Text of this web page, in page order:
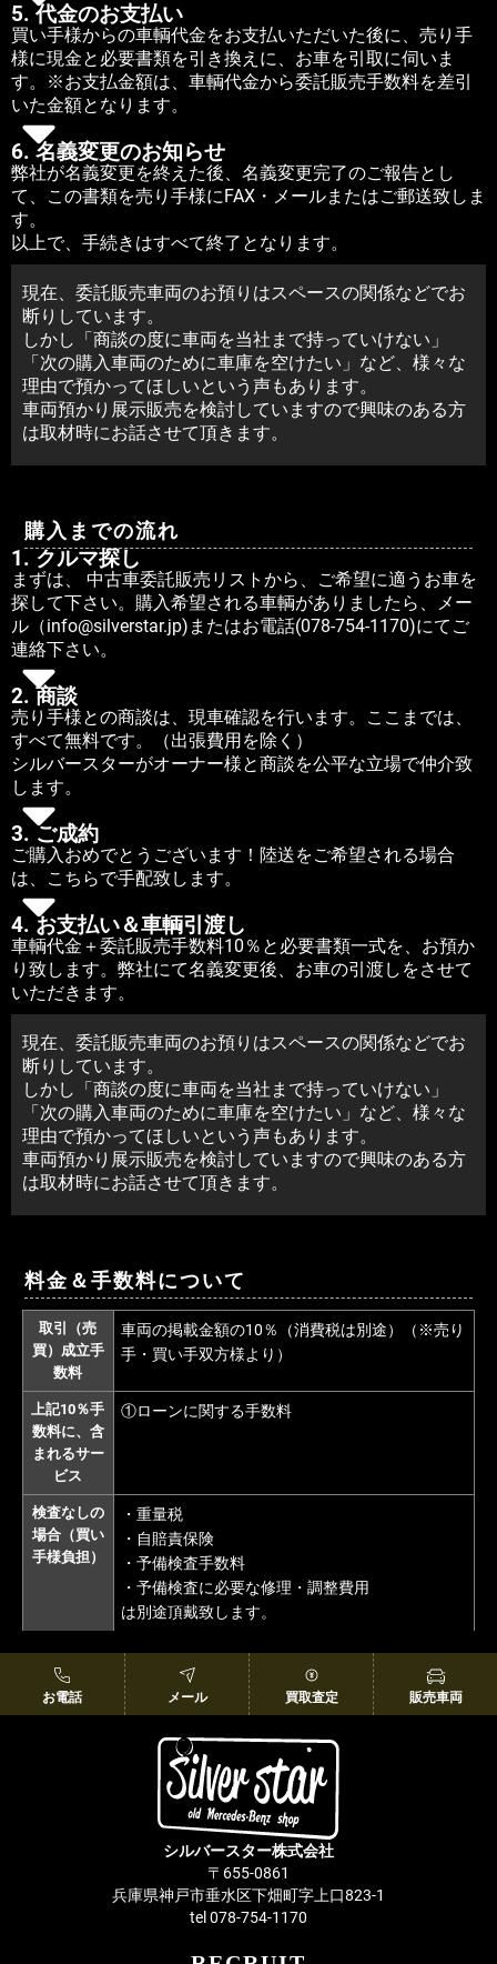
5. 代金のお支払い
買い手様からの車輌代金をお支払いただいた後に、売り手
様に現金と必要書類を引き換えに、お車を引取に伺いま
す。※お支払金額は、車輌代金から委託販売手数料を差引
いた金額となります。
6. 名義変更のお知らせ
弊社が名義変更を終えた後、名義変更完了のご報告とし
て、この書類を売り手様にFAX・メールまたはご郵送致しま
す。
以上で、手続きはすべて終了となります。
現在、委託販売車両のお預りはスペースの関係などでお
断りしています。
しかし「商談の度に車両を当社まで持っていけない」
「次の購入車両のために車庫を空けたい」など、様々な
理由で預かってほしいという声もあります。
車両預かり展示販売を検討していますので興味のある方
は取材時にお話させて頂きます。
購入までの流れ
1. クルマ探し
まずは、 中古車委託販売リストから、ご希望に適うお車を
探して下さい。購入希望される車輌がありましたら、メー
ル（info@silverstar.jp)またはお電話(078-754-1170)にてご
連絡下さい。
2. 商談
売り手様との商談は、現車確認を行います。ここまでは、
すべて無料です。（出張費用を除く）
シルバースターがオーナー様と商談を公平な立場で仲介致
します。
3. ご成約
ご購入おめでとうございます！陸送をご希望される場合
は、こちらで手配致します。
4. お支払い＆車輌引渡し
車輌代金＋委託販売手数料10％と必要書類一式を、お預か
り致します。弊社にて名義変更後、お車の引渡しをさせて
いただきます。
現在、委託販売車両のお預りはスペースの関係などでお
断りしています。
しかし「商談の度に車両を当社まで持っていけない」
「次の購入車両のために車庫を空けたい」など、様々な
理由で預かってほしいという声もあります。
車両預かり展示販売を検討していますので興味のある方
は取材時にお話させて頂きます。
料金＆手数料について
取引（売
買）成立手
数料
車両の掲載金額の10％（消費税は別途）（※売り
手・買い手双方様より）
上記10％手
数料に、含
まれるサー
ビス
①ローンに関する手数料
検査なしの
場合（買い
手様負担）
・重量税
・自賠責保険
・予備検査手数料
・予備検査に必要な修理・調整費用
は別途頂戴致します。
お電話 メール 買取査定 販売車両
シルバースター株式会社
〒655-0861
兵庫県神戸市垂水区下畑町字上口823-1
tel 078-754-1170